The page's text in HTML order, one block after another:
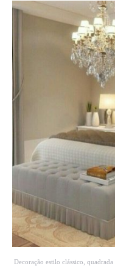
Decoração estilo clássico,